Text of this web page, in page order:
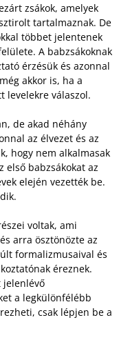
zsákok, amelyek
tartalmaznak. De
többet jelentenek
A babzsákoknak
érzésük és azonnal
akkor is, ha a
levelekre válaszol.
de akad néhány
az élvezet és az
hogy nem alkalmasak
első babzsákokat az
elején vezették be.
voltak, ami
arra ösztönözte az
formalizmusaival és
éreznek.
jelenlévő
a legkülönfélébb
csak lépjen be a